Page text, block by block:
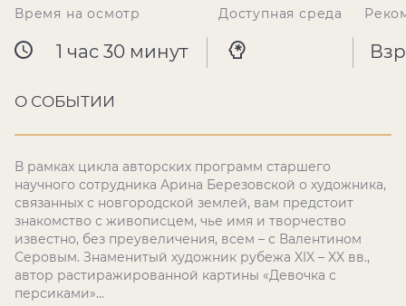
Время на осмотр
1 час 30 минут
Доступная среда
О СОБЫТИИ
В рамках цикла авторских программ старшего
научного сотрудника Арина Березовской о художника,
связанных с новгородской землей, вам предстоит
знакомство с живописцем, чье имя и творчество
известно, без преувеличения, всем – с Валентином
Серовым. Знаменитый художник рубежа XIX – XX вв.,
автор растиражированной картины «Девочка с
персиками»…